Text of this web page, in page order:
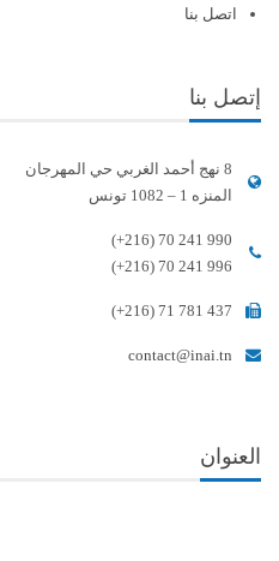
اتصل بنا
إتصل بنا
8 نهج أحمد الغربي حي المهرجان
المنزه 1 – 1082 تونس
(+216) 70 241 990
(+216) 70 241 996
(+216) 71 781 437
contact@inai.tn
العنوان